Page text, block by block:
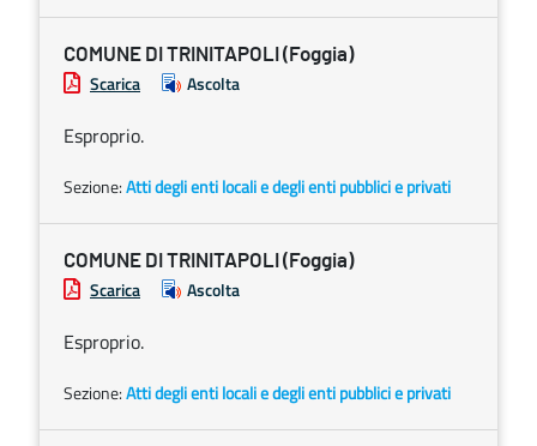
COMUNE DI TRINITAPOLI (Foggia)
Scarica Ascolta
Esproprio.
Sezione:Atti degli enti locali e degli enti pubblici e privati
COMUNE DI TRINITAPOLI (Foggia)
Scarica Ascolta
Esproprio.
Sezione:Atti degli enti locali e degli enti pubblici e privati